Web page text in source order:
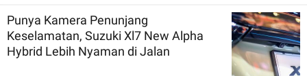
Punya Kamera Penunjang
Keselamatan, Suzuki Xl7 New Alpha
Hybrid Lebih Nyaman di Jalan